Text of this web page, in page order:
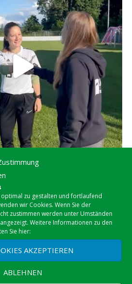
zu gestalten und fortlaufend
wir Cookies. Wenn Sie der
zustimmen werden unter Umständen
Weitere Informationen zu den
Sie hier:
AKZEPTIEREN
ABLEHNEN